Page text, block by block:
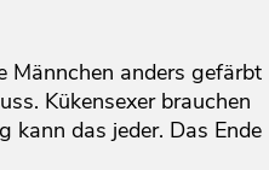
Männchen anders gefärbt
Kükensexer brauchen
kann das jeder. Das Ende